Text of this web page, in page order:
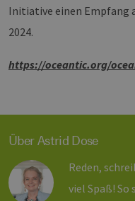
Initiative einen Empfang
2024.
https://oceantic.org/
Über Astrid Dose
Reden,
viel Spaß! So